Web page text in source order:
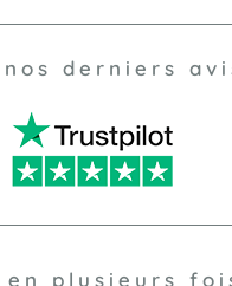
derniers
en plusieurs